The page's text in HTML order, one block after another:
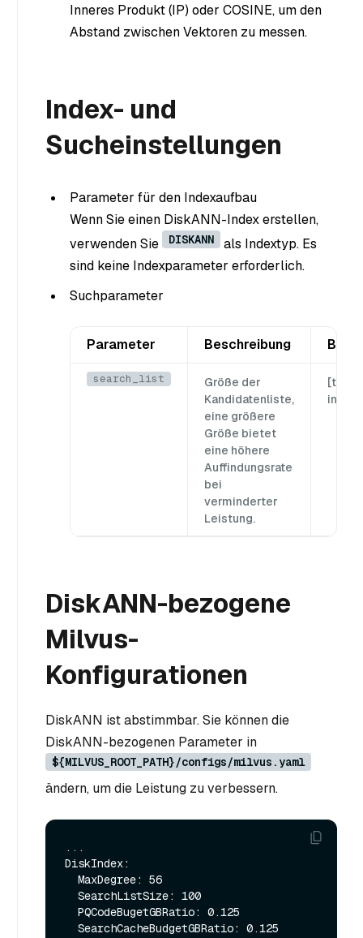
Inneres Produkt (IP) oder COSINE, um den
Abstand zwischen Vektoren zu messen.
Index- und
Sucheinstellungen
Parameter für den Indexaufbau
Wenn Sie einen DiskANN-Index erstellen,
verwenden Sie
DISKANN
als Indextyp. Es
sind keine Indexparameter erforderlich.
Suchparameter
Parameter Beschreibung
search_list
Größe der
Kandidatenliste,
eine größere
Größe bietet
eine höhere
Auffindungsrate
bei
verminderter
Leistung.
[topk,
DiskANN-bezogene
Milvus-
Konfigurationen
DiskANN ist abstimmbar. Sie können die
DiskANN-bezogenen Parameter in
${MILVUS_ROOT_PATH}/configs/milvus.yaml
ändern, um die Leistung zu verbessern.
...
DiskIndex: